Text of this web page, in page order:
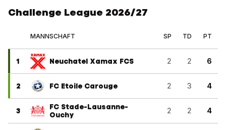
Challenge League 2026/27
MANNSCHAFT SP TD PT
1 Neuchatel Xamax FCS 2 2 6
2 FC Etoile Carouge 2 3 4
3
FC Stade-Lausanne-
Ouchy
2 2 4